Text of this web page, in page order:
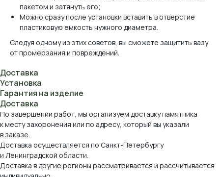
пакетом и затянуть его;
Можно сразу после установки вставить в отверстие
пластиковую емкость нужного диаметра.
Следуя одному из этих советов, вы сможете защитить вазу
от промерзания и повреждений.
Доставка
Установка
Гарантия на изделие
Доставка
По завершении работ, мы организуем доставку памятника
к месту захоронения или по адресу, который вы указали
в заказе.
Доставка осуществляется по Санкт-Петербургу
и Ленинградской области.
Доставка в другие регионы рассматривается и рассчитывается